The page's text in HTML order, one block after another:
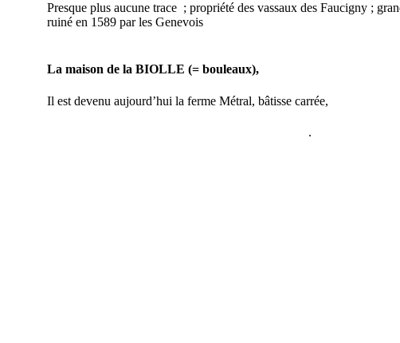
Presque plus aucune trace ; propriété des vassaux des Faucigny ;
ruiné en 1589 par les Genevois
La maison de la BIOLLE (= bouleaux),
Il est devenu aujourd’hui la ferme Métral, bâtisse carrée,
.